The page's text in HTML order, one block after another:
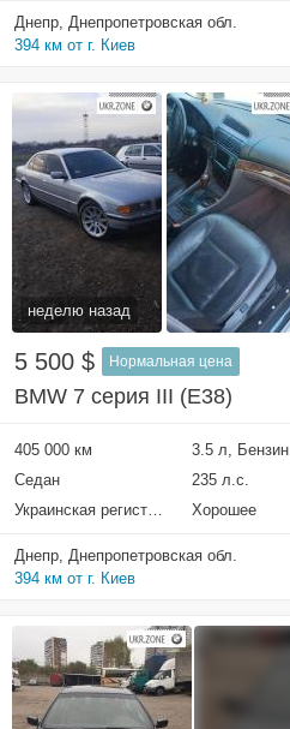
Днепр, Днепропетровская обл.
394 км от г. Киев
неделю назад
5 500 $ Нормальная цена
BMW 7 серия III (E38)
405 000 км 3.5 л, Бензин
Седан
235 л.с.
Украинская регистрация
Хорошее
Днепр, Днепропетровская обл.
394 км от г. Киев